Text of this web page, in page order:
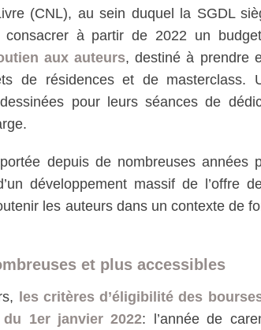
(CNL), au sein duquel la SGDL
consacrer à partir de 2022 un
aux auteurs, destiné à prendre
de résidences et de masterclass.
pour leurs séances de
depuis de nombreuses années
développement massif de l’offre
les auteurs dans un contexte de
et plus accessibles
les critères d’éligibilité des
1er janvier 2022: l’année de